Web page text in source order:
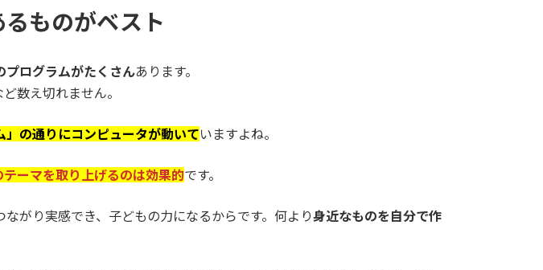
ものがベスト
プログラムがたくさんあります。
数え切れません。
の通りにコンピュータが動いていますよね。
ーマを取り上げるのは効果的です。
ながり実感でき、子どもの力になるからです。何より身近なものを自分で作